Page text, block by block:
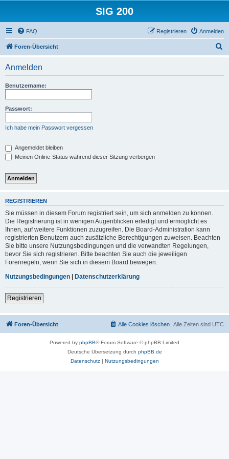
SIG 200
FAQ Anmelden
Registrieren
Foren-Übersicht
Anmelden
Benutzername:
Passwort:
Ich habe mein Passwort vergessen
Angemeldet bleiben
Meinen Online-Status während dieser Sitzung verbergen
REGISTRIEREN
Sie müssen in diesem Forum registriert sein, um sich anmelden zu können.
Die Registrierung ist in wenigen Augenblicken erledigt und ermöglicht es
Ihnen, auf weitere Funktionen zuzugreifen. Die Board-Administration kann
registrierten Benutzern auch zusätzliche Berechtigungen zuweisen. Beachten
Sie bitte unsere Nutzungsbedingungen und die verwandten Regelungen,
bevor Sie sich registrieren. Bitte beachten Sie auch die jeweiligen
Forenregeln, wenn Sie sich in diesem Board bewegen.
Nutzungsbedingungen | Datenschutzerklärung
Registrieren
Foren-Übersicht Alle Zeiten sind UTC
Alle Cookies löschen
Powered by phpBB® Forum Software © phpBB Limited
Deutsche Übersetzung durch phpBB.de
Datenschutz| Nutzungsbedingungen